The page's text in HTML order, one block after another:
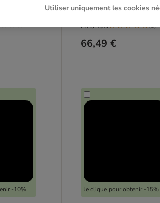
-10%
66,49 €
Je clique pour obtenir -15%
Avis: 5/5 (3)
Utiliser uniquement les cookies